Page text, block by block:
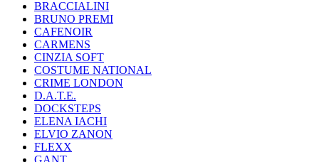
BRACCIALINI
BRUNO PREMI
CAFENOIR
CARMENS
CINZIA SOFT
COSTUME NATIONAL
CRIME LONDON
D.A.T.E.
DOCKSTEPS
ELENA IACHI
ELVIO ZANON
FLEXX
GANT